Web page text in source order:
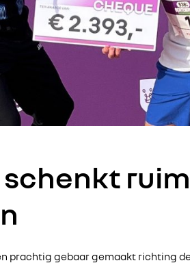
prachtig gebaar gemaakt richting